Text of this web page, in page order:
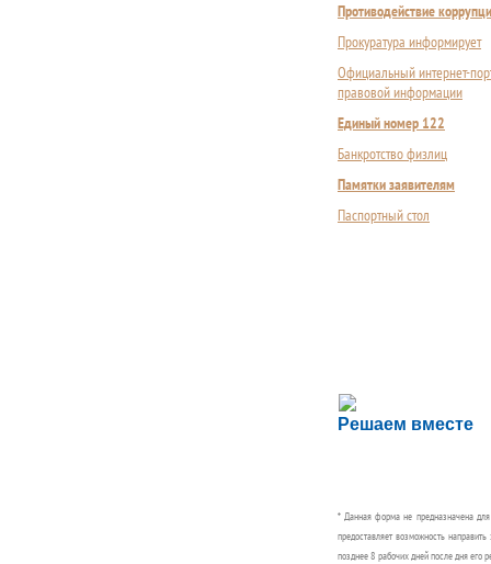
Противодействие
Прокуратура информирует
Официальный интернет-
правовой информации
Единый номер 122
Банкротство физлиц
Памятки заявителям
Паспортный стол
Решаем вместе
Сложности с
Сообщите об этом
* Данная форма не предназначена
предоставляет возможность
позднее 8 рабочих дней после дня его